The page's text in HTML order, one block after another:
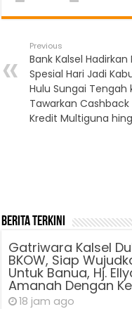
Previous
Bank Kalsel Hadirkan
Spesial Hari Jadi
Hulu Sungai Tengah
Tawarkan Cashback
Kredit Multiguna
Berita Terkini
Gatriwara Kalsel
BKOW, Siap
Untuk Banua, Hj.
Amanah Dengan
18 jam ago